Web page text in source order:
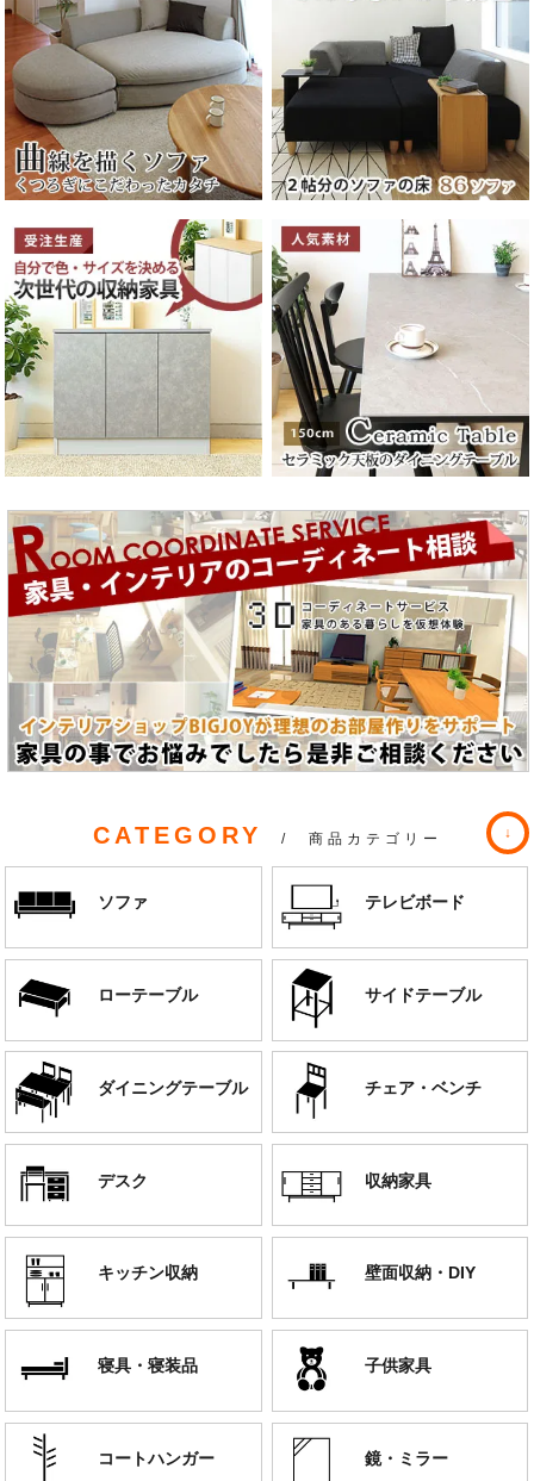
CATEGORY / 商品カテゴリー
ソファ テレビボード
ローテーブル サイドテーブル
ダイニングテーブル チェア・ベンチ
デスク 収納家具
キッチン収納 壁面収納・DIY
寝具・寝装品 子供家具
コートハンガー 鏡・ミラー